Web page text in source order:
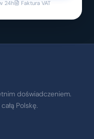
24h Faktura VAT
doświadczeniem.
Polskę.